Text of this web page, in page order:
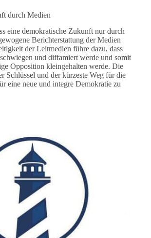
durch Medien
eine demokratische Zukunft nur durch
Berichterstattung der Medien
der Leitmedien führe dazu, dass
und diffamiert werde und somit
Opposition kleingehalten werde. Die
Schlüssel und der kürzeste Weg für die
eine neue und integre Demokratie zu